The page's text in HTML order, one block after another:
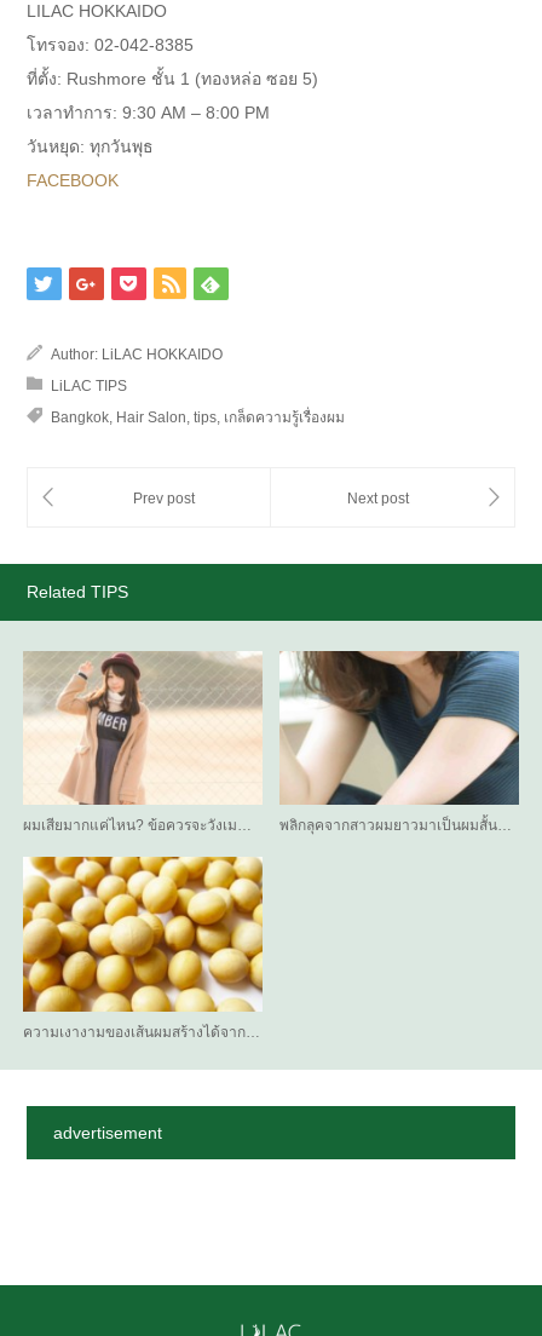
LILAC HOKKAIDO
โทรจอง: 02-042-8385
ที่ตั้ง: Rushmore ชั้น 1 (ทองหล่อ ซอย 5)
เวลาทำการ: 9:30 AM – 8:00 PM
วันหยุด: ทุกวันพุธ
FACEBOOK
Author: LiLAC HOKKAIDO
LiLAC TIPS
Bangkok, Hair Salon, tips, เกล็ดความรู้เรื่องผม
Related TIPS
ผมเสียมากแค่ไหน? ข้อควรจะวังเม… พลิกลุคจากสาวผมยาวมาเป็นผมสั้น…
ความเงางามของเส้นผมสร้างได้จาก…
advertisement